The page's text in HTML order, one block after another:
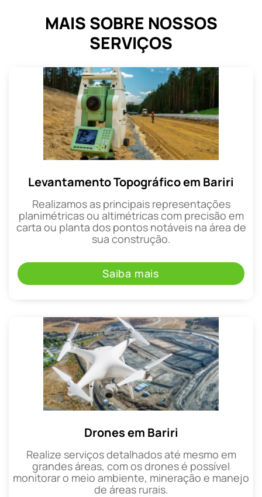
MAIS SOBRE NOSSOS
SERVIÇOS
Levantamento Topográfico em Bariri
Realizamos as principais representações
planimétricas ou altimétricas com precisão em
carta ou planta dos pontos notáveis na área de
sua construção.
Saiba mais
Drones em Bariri
Realize serviços detalhados até mesmo em
grandes áreas, com os drones é possível
monitorar o meio ambiente, mineração e manejo
de áreas rurais.